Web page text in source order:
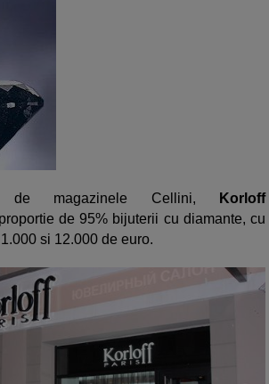
de magazinele Cellini,
Korloff
de 95% bijuterii cu diamante, cu
si 12.000 de euro.